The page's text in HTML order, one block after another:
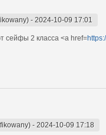
- 2024-10-09 17:01
сейфы 2 класса <a href=
- 2024-10-09 17:18